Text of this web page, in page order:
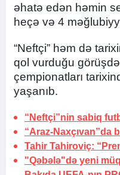
əhatə edən həmin
heçə və 4
“Neftçi” həm də
qol vurduğu
çempionatları
yaşanıb.
“Neftçi”nin sabiq
“Araz-Naxçıvan”da
Tahir Tahiroviç:
"Qəbələ"də yeni